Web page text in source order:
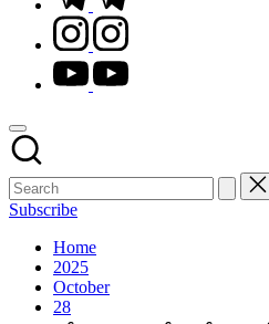
instagram.com
youtube.com
Subscribe
Home
2025
October
28